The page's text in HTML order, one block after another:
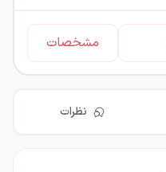
مشخصات
نظرات